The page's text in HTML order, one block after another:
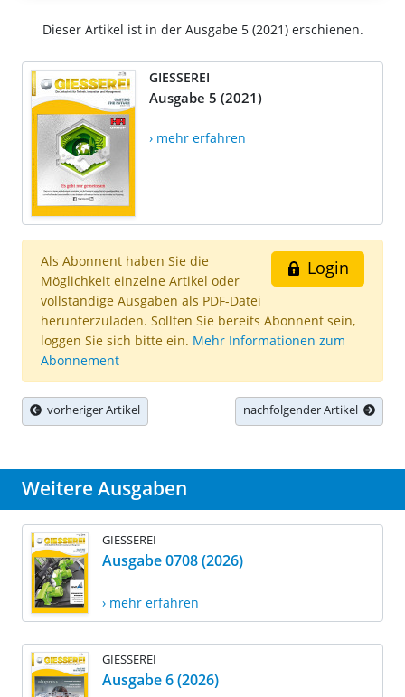
Dieser Artikel ist in der Ausgabe 5 (2021) erschienen.
GIESSEREI
Ausgabe 5 (2021)
› mehr erfahren
Login
Als Abonnent haben Sie die
Möglichkeit einzelne Artikel oder
vollständige Ausgaben als PDF-Datei
herunterzuladen. Sollten Sie bereits Abonnent sein,
loggen Sie sich bitte ein. Mehr Informationen zum
Abonnement
vorheriger Artikel nachfolgender Artikel
Weitere Ausgaben
GIESSEREI
Ausgabe 0708 (2026)
› mehr erfahren
GIESSEREI
Ausgabe 6 (2026)